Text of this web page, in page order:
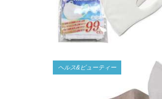
ヘルス&ビューティー